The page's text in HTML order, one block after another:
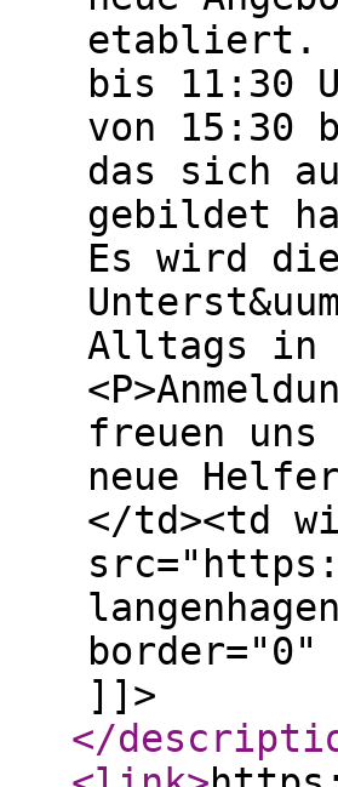
etabliert.
bis 11:30
von 15:30
das sich
gebildet
Es wird
Alltags in
freuen uns
neue
</td><td
]]>
</